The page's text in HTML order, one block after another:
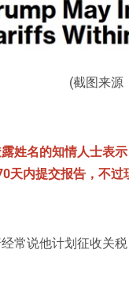
(截图来源
姓名的知情人士表
天内提交报告，不过
常说他计划征收关